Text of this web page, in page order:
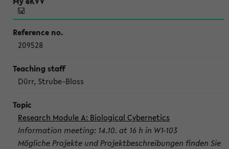
209528
Dürr, Strube-Bloss
Research Module A: Biological Cybernetics
Information meeting: 14.10. at 16 h in W1-103
Mögliche Projekte und Projektbeschreibungen finden Sie